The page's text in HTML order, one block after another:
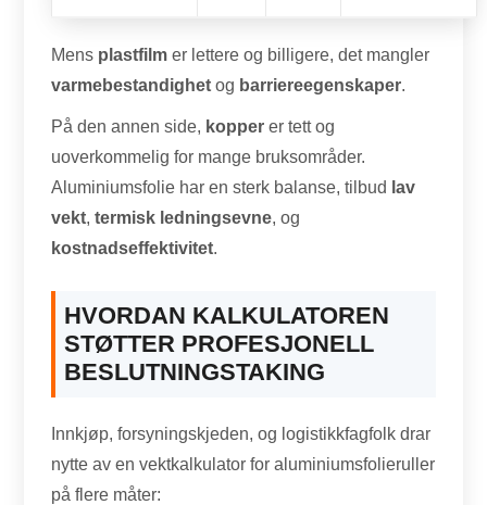
Mens plastfilm er lettere og billigere, det mangler
varmebestandighet og barriereegenskaper.
På den annen side, kopper er tett og
uoverkommelig for mange bruksområder.
Aluminiumsfolie har en sterk balanse, tilbud lav
vekt,termisk ledningsevne, og
kostnadseffektivitet.
HVORDAN KALKULATOREN
STØTTER PROFESJONELL
BESLUTNINGSTAKING
Innkjøp, forsyningskjeden, og logistikkfagfolk drar
nytte av en vektkalkulator for aluminiumsfolieruller
på flere måter: